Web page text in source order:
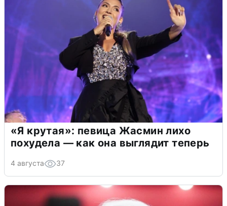
«Я крутая»: певица Жасмин лихо
похудела — как она выглядит теперь
4 августа 37